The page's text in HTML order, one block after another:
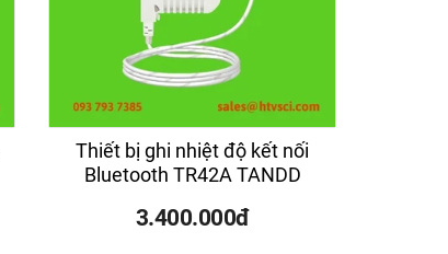
Thiết bị ghi nhiệt độ kết nối
Bluetooth TR42A TANDD
3.400.000đ